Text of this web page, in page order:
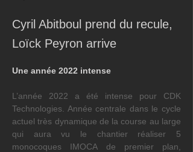
Cyril Abitboul prend du recule,
Loïck Peyron arrive
Une année 2022 intense
L’année 2022 a été intense pour CDK
Technologies. Année centrale dans le cycle
actuel très dynamique de la course au large
qui aura vu le chantier réaliser 5
monocoques IMOCA de premier plan,